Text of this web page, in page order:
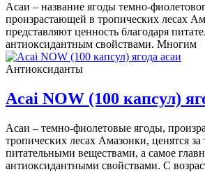
Асаи – название ягоды темно-
произрастающей в тропических лесах
представляют ценность благодаря
антиоксидантным свойствами. Многим
Антиоксиданты
Acai NOW (100 капсул)
Асаи – темно-фиолетовые ягоды,
тропических лесах Амазонки, ценятся за
питательными веществами, а самое
антиоксидантными свойствами. С